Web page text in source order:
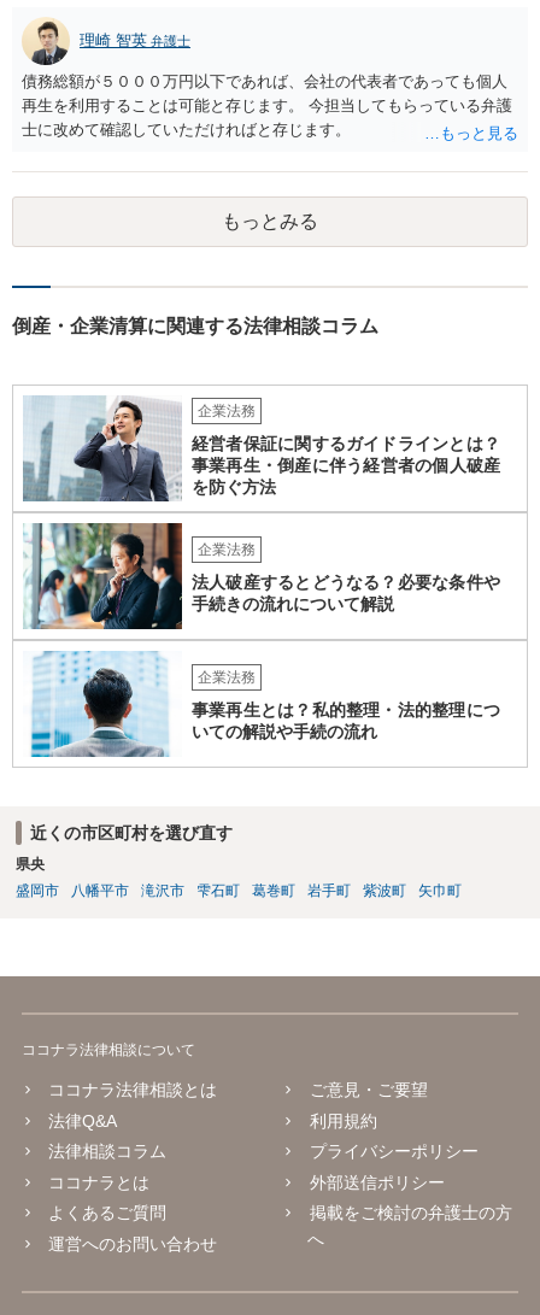
ば、警察等に盗難届等を出す必要も考えられます。 なお、ご記載を見
ますと、相手方は合同会社の社員にはなっていないとのことであり、
単なる資金提供者または貸主に過ぎないものと思われますので、こう
した一連の行動は正当化されるものではなく、即時の返還に応じない
場合には、厳正な対処等も必要になるかと思われます。 ご自身でのご
対応が難しい場合には、弁護士にも相談し、対応を検討されたほうが
理崎 智英 弁護士
債務総額が５０００万円以下であれば、会社の代表者であっても個人
再生を利用することは可能と存じます。 今担当してもらっている弁護
士に改めて確認していただければと存じます。
もっとみる
倒産・企業清算に関連する法律相談コラム
企業法務
経営者保証に関するガイドラインとは？
事業再生・倒産に伴う経営者の個人破産
を防ぐ方法
企業法務
法人破産するとどうなる？必要な条件や
手続きの流れについて解説
企業法務
事業再生とは？私的整理・法的整理につ
いての解説や手続の流れ
近くの市区町村を選び直す
県央
盛岡市
八幡平市 滝沢市 雫石町 葛巻町 岩手町 紫波町 矢巾町
ココナラ法律相談について
ココナラ法律相談とは
法律Q&A
法律相談コラム
ココナラとは
よくあるご質問
運営へのお問い合わせ
ご意見・ご要望
利用規約
プライバシーポリシー
外部送信ポリシー
掲載をご検討の弁護士の方
へ